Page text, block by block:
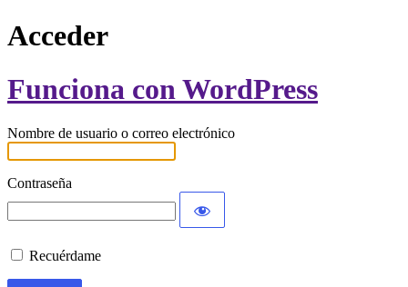
Acceder
Funciona con WordPress
Nombre de usuario o correo electrónico
Contraseña
Recuérdame